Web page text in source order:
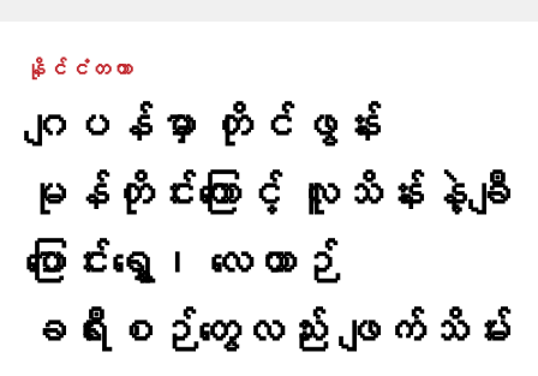
နိုင်ငံတကာ
ဂျပန်မှာ တိုင်ဖွန်း
မုန်တိုင်းကြောင့် လူသိန်းနဲ့ချီ
ပြောင်းရွှေ့၊ လေယာဉ်
ခရီးစဉ်တွေလည်း ဖျက်သိမ်း